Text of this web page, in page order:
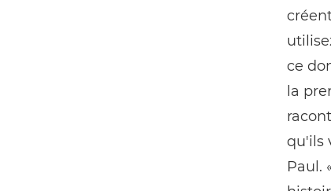
ce
la
qu'ils
Paul.